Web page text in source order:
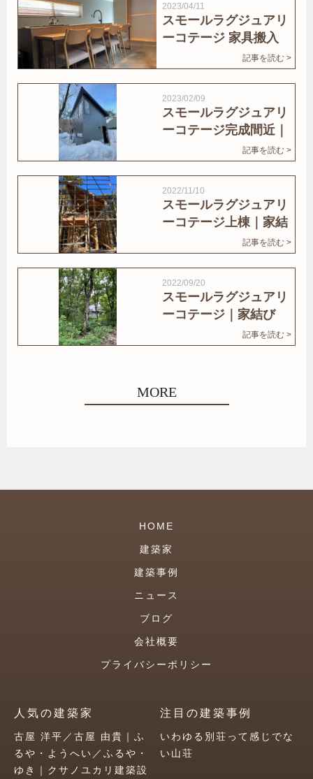
2023/04/11
スモールラグジュアリ
ーコテージ 家具搬入
記事を読む >
2023/02/09
スモールラグジュアリ
ーコテージ完成間近｜
記事を読む >
2022/11/10
スモールラグジュアリ
ーコテージ上棟｜家結
記事を読む >
2022/09/20
スモールラグジュアリ
ーコテージ｜家結び
記事を読む >
MORE
HOME
建築家
建築事例
ニュース
ブログ
会社概要
プライバシーポリシー
人気の建築家
古屋 洋平／古屋 由貴｜ふ
るや・ようへい／ふるや・
ゆき｜クサノユカリ建築設
注目の建築事例
いわゆる別荘って感じでな
い山荘